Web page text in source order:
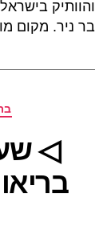
והוותיק
בר ניר. מקום
◁